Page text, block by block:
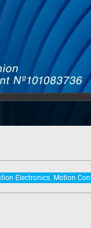
Electronics. Motion